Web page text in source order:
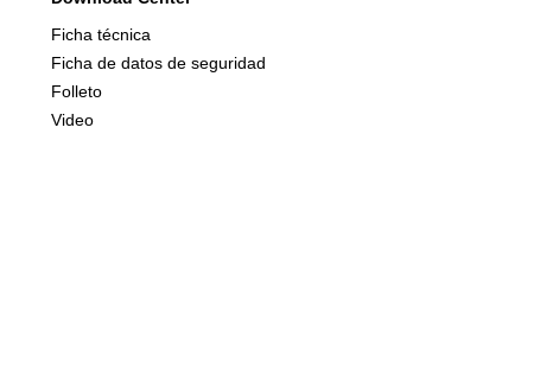
Ficha técnica
Ficha de datos de seguridad
Folleto
Video